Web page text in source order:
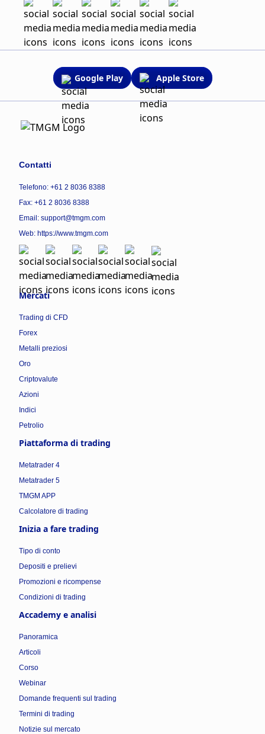
Google Play Apple Store
Contatti
Telefono: +61 2 8036 8388
Fax: +61 2 8036 8388
Email: support@tmgm.com
Web: https://www.tmgm.com
Mercati
Trading di CFD
Forex
Metalli preziosi
Oro
Criptovalute
Azioni
Indici
Petrolio
Piattaforma di trading
Metatrader 4
Metatrader 5
TMGM APP
Calcolatore di trading
Inizia a fare trading
Tipo di conto
Depositi e prelievi
Promozioni e ricompense
Condizioni di trading
Accademy e analisi
Panoramica
Articoli
Corso
Webinar
Domande frequenti sul trading
Termini di trading
Notizie sul mercato